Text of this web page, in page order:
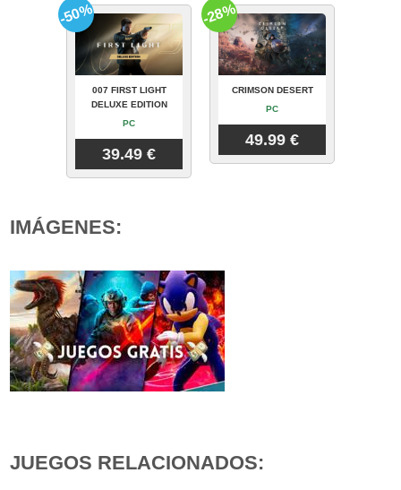
007 FIRST LIGHT
DELUXE EDITION
PC
39.49 €
-50%
CRIMSON DESERT
PC
49.99 €
-28%
IMÁGENES:
JUEGOS RELACIONADOS: